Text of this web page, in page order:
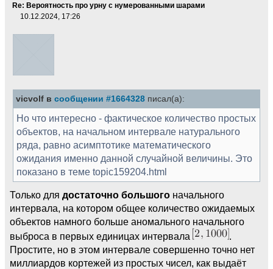
Re: Вероятность про урну с нумерованными шарами
10.12.2024, 17:26
vicvolf в сообщении #1664328 писал(а):
Но что интересно - фактическое количество простых
объектов, на начальном интервале натурального
ряда, равно асимптотике математического
ожидания именно данной случайной величины. Это
показано в теме topic159204.html
Только для достаточно большого начального
интервала, на котором общее количество ожидаемых
объектов намного больше аномального начального
выброса в первых единицах интервала
.
Простите, но в этом интервале совершенно точно нет
миллиардов кортежей из простых чисел, как выдаёт